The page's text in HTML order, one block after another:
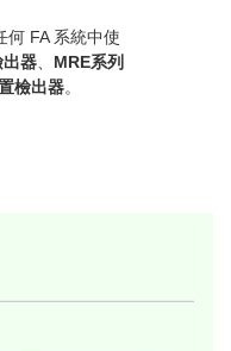
何 FA 系統中使
出器
MRE系列
檢出器。